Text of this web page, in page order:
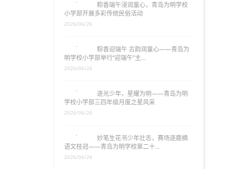
粽香端午浸润童心，青岛为明学校
小学部开展多彩传统民俗活动
2026/06/26
粽香迎端午 古韵润童心——青岛为
明学校小学部举行“迎端午”主…
逐光少年，星耀为明——青岛为明
学校小学部三四年级月度之星风采
妙笔生花书少年壮志，赛场逐鹿摘
语文桂冠——青岛为明学校第二十…